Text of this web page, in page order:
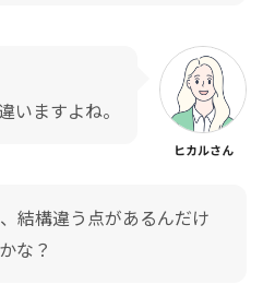
いますよね。
ヒカルさん
結構違う点があるんだけ
な？